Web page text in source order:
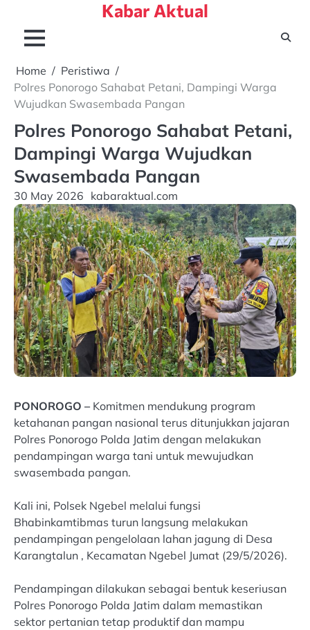
content
Kabar Aktual
Home
Peristiwa
Polres Ponorogo Sahabat Petani, Dampingi Warga
Wujudkan Swasembada Pangan
Polres Ponorogo Sahabat Petani,
Dampingi Warga Wujudkan
Swasembada Pangan
30 May 2026 kabaraktual.com
PONOROGO –Komitmen mendukung program
ketahanan pangan nasional terus ditunjukkan jajaran
Polres Ponorogo Polda Jatim dengan melakukan
pendampingan warga tani untuk mewujudkan
swasembada pangan.
Kali ini, Polsek Ngebel melalui fungsi
Bhabinkamtibmas turun langsung melakukan
pendampingan pengelolaan lahan jagung di Desa
Karangtalun , Kecamatan Ngebel Jumat (29/5/2026).
Pendampingan dilakukan sebagai bentuk keseriusan
Polres Ponorogo Polda Jatim dalam memastikan
sektor pertanian tetap produktif dan mampu